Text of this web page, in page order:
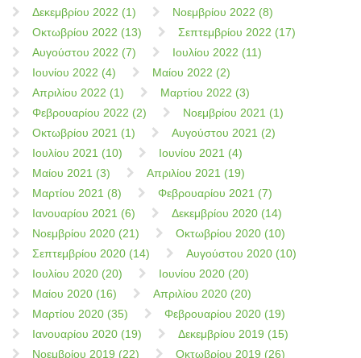
Δεκεμβρίου 2022 (1)
Νοεμβρίου 2022 (8)
Οκτωβρίου 2022 (13)
Σεπτεμβρίου 2022 (17)
Αυγούστου 2022 (7)
Ιουλίου 2022 (11)
Ιουνίου 2022 (4)
Μαίου 2022 (2)
Απριλίου 2022 (1)
Μαρτίου 2022 (3)
Φεβρουαρίου 2022 (2)
Νοεμβρίου 2021 (1)
Οκτωβρίου 2021 (1)
Αυγούστου 2021 (2)
Ιουλίου 2021 (10)
Ιουνίου 2021 (4)
Μαίου 2021 (3)
Απριλίου 2021 (19)
Μαρτίου 2021 (8)
Φεβρουαρίου 2021 (7)
Ιανουαρίου 2021 (6)
Δεκεμβρίου 2020 (14)
Νοεμβρίου 2020 (21)
Οκτωβρίου 2020 (10)
Σεπτεμβρίου 2020 (14)
Αυγούστου 2020 (10)
Ιουλίου 2020 (20)
Ιουνίου 2020 (20)
Μαίου 2020 (16)
Απριλίου 2020 (20)
Μαρτίου 2020 (35)
Φεβρουαρίου 2020 (19)
Ιανουαρίου 2020 (19)
Δεκεμβρίου 2019 (15)
Νοεμβρίου 2019 (22)
Οκτωβρίου 2019 (26)